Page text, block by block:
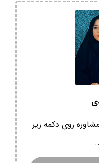
روی دکمه زیر